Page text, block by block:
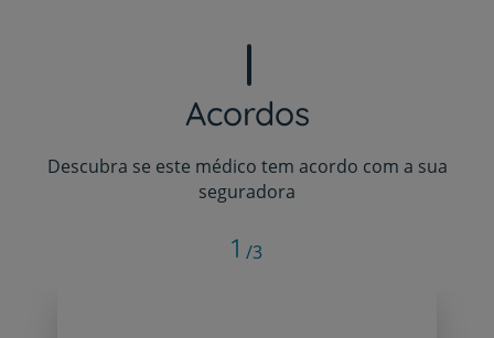
Acordos
Descubra se este médico tem acordo com a sua
seguradora
1 /3